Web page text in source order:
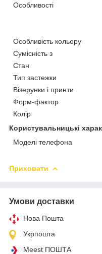
Особливості
Особливість кольору
Сумісність з
Стан
Тип застежки
Візерунки і принти
Форм-фактор
Колір
Користувальницькі
Моделі телефона
Приховати
Умови доставки
Нова Пошта
Укрпошта
Meest ПОШТА